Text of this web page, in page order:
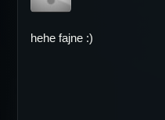
hehe fajne :)